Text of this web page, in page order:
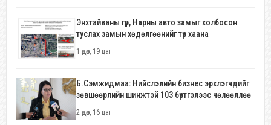
Энхтайваны гүүр, Нарны авто замыг холбосон
туслах замын хөдөлгөөнийг түр хаана
1 өдөр, 19 цаг
Б.Сэмжидмаа: Нийслэлийн бизнес эрхлэгчдийг
зөвшөөрлийн шинжтэй 103 бүртгэлээс чөлөөллөө
2 өдөр, 16 цаг